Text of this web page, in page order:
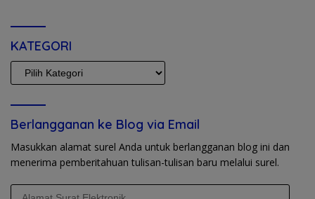
KATEGORI
KATEGORI
Berlangganan ke Blog via Email
Masukkan alamat surel Anda untuk berlangganan blog ini dan
menerima pemberitahuan tulisan-tulisan baru melalui surel.